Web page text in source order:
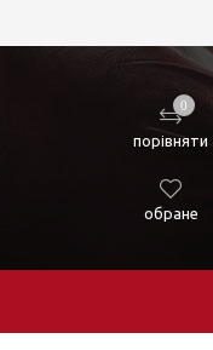
0
порівняти
обране